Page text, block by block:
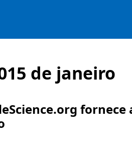
de janeiro